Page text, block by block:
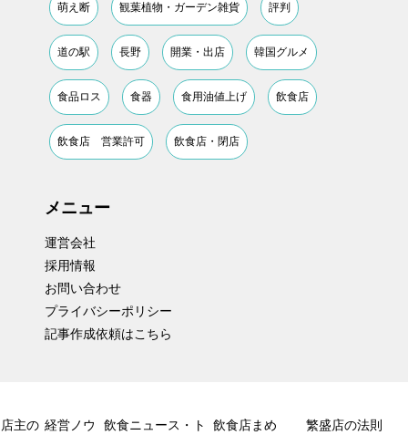
萌え断 観葉植物・ガーデン雑貨 評判
道の駅 長野 開業・出店 韓国グルメ
食品ロス 食器 食用油値上げ 飲食店
飲食店 営業許可 飲食店・閉店
メニュー
運営会社
採用情報
お問い合わせ
プライバシーポリシー
記事作成依頼はこちら
店主の 経営ノウ 飲食ニュース・ト 飲食店まめ 繁盛店の法則